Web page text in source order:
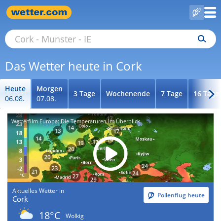
Das Wetter heute in Cork
Heute
06.08.
Morgen
07.08.
3 Tage Wochenende 7 Tage 16 Tage
Wetterfilm Europa: Die Temperaturen im Überblick
Aktuelles Wetter in
Cork Pollenflug heute
18°C
Wolkig